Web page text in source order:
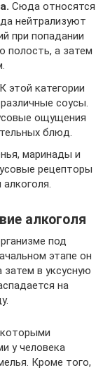
Сюда относятся
нейтрализуют
при попадании
полость, а затем
К этой категории
соусы.
ощущения
блюд.
маринады и
рецепторы
алкоголя
под
этапе он
затем в уксусную
на
у человека
Кроме того,